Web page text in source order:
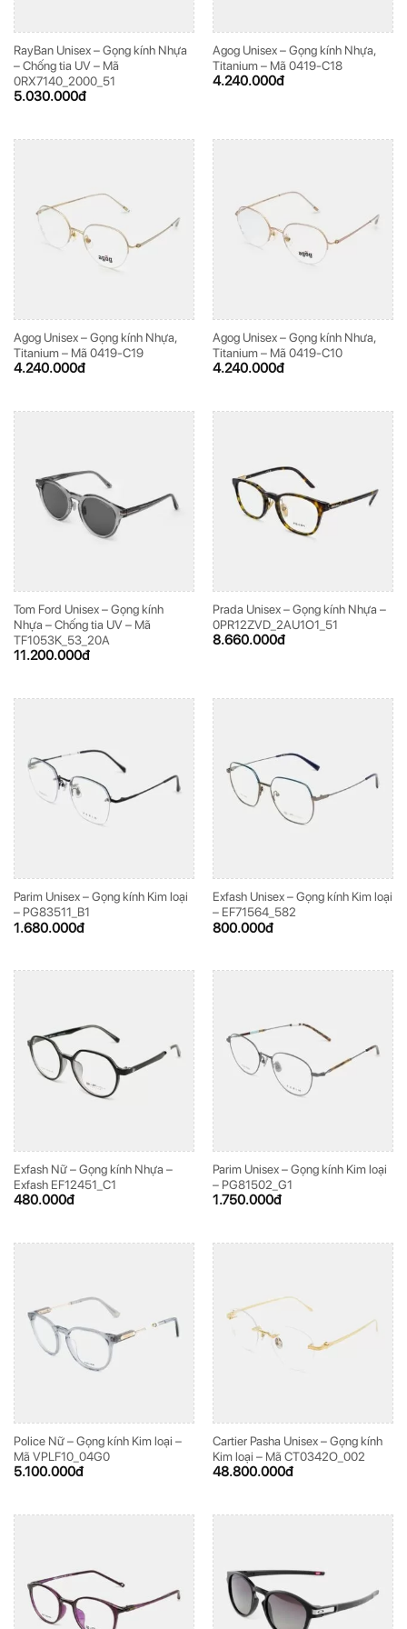
RayBan Unisex – Gọng kính Nhựa
– Chống tia UV – Mã
0RX7140_2000_51
5.030.000đ
Agog Unisex – Gọng kính Nhựa,
Titanium – Mã 0419-C18
4.240.000đ
Agog Unisex – Gọng kính Nhựa,
Titanium – Mã 0419-C19
4.240.000đ
Agog Unisex – Gọng kính Nhưa,
Titanium – Mã 0419-C10
4.240.000đ
Tom Ford Unisex – Gọng kính
Nhựa – Chống tia UV – Mã
TF1053K_53_20A
11.200.000đ
Prada Unisex – Gọng kính Nhựa –
0PR12ZVD_2AU1O1_51
8.660.000đ
Parim Unisex – Gọng kính Kim loại
– PG83511_B1
1.680.000đ
Exfash Unisex – Gọng kính Kim loại
– EF71564_582
800.000đ
Exfash Nữ – Gọng kính Nhựa –
Exfash EF12451_C1
480.000đ
Parim Unisex – Gọng kính Kim loại
– PG81502_G1
1.750.000đ
Police Nữ – Gọng kính Kim loại –
Mã VPLF10_04G0
5.100.000đ
Cartier Pasha Unisex – Gọng kính
Kim loại – Mã CT0342O_002
48.800.000đ